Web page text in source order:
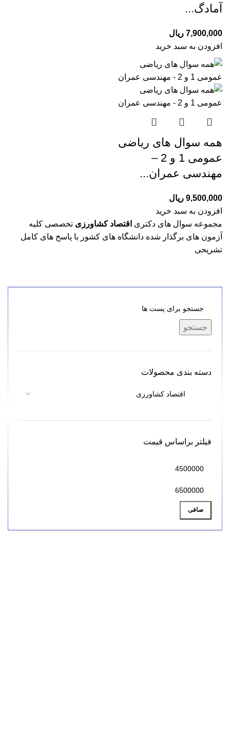
جستجو
دسته بندی محصولات
فیلتر براساس قیمت
صافی
آمادگ...
7,900,000 ریال
افزودن به سبد خرید
همه سوال های ریاضی
عمومی 1 و 2 –
مهندسی عمران...
9,500,000 ریال
افزودن به سبد خرید
مجموعه سوال های دکتری اقتصاد کشاورزی تخصصی کلیه
آزمون های برگذار شده دانشگاه های کشور با پاسخ های کامل
تشریحی